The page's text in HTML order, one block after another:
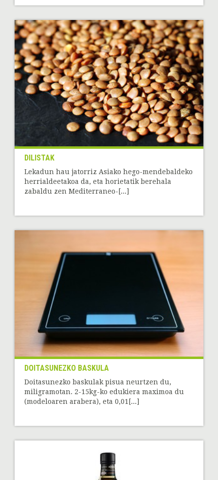
DILISTAK
Lekadun hau jatorriz Asiako hego-mendebaldeko
herrialdeetakoa da, eta horietatik berehala
zabaldu zen Mediterraneo-[...]
DOITASUNEZKO BASKULA
Doitasunezko baskulak pisua neurtzen du,
miligramotan. 2-15kg-ko edukiera maximoa du
(modeloaren arabera), eta 0,01[...]